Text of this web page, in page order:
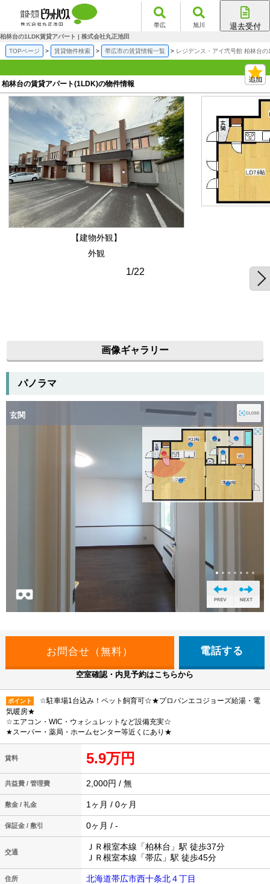
帯広 旭川 退去受付
柏林台の1LDK賃貸アパート | 株式会社丸正池田
TOPページ 賃貸物件検索 帯広市の賃貸情報一覧 レジデンス・アイ弐号館 柏林台
柏林台の賃貸アパート(1LDK)の物件情報
【建物外観】
外観
1/22
画像ギャラリー
パノラマ
電話する
空室確認・内見予約はこちらから
ポイント
☆駐車場1台込み！ペット飼育可☆★プロパンエコジョーズ給湯・電
気暖房★
☆エアコン・WIC・ウォシュレットなど設備充実☆
★スーパー・薬局・ホームセンター等近くにあり★
賃料 5.9万円
共益費 / 管理費 2,000円 / 無
敷金 / 礼金 1ヶ月 / 0ヶ月
保証金 / 敷引 0ヶ月 / -
交通
ＪＲ根室本線「柏林台」駅 徒歩37分
ＪＲ根室本線「帯広」駅 徒歩45分
住所 北海道帯広市西十条北４丁目